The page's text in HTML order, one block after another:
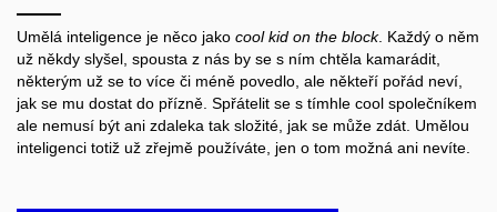
Umělá inteligence je něco jako cool kid on the block. Každý o něm
už někdy slyšel, spousta z nás by se s ním chtěla kamarádit,
některým už se to více či méně povedlo, ale někteří pořád neví,
jak se mu dostat do přízně. Spřátelit se s tímhle cool společníkem
ale nemusí být ani zdaleka tak složité, jak se může zdát. Umělou
inteligenci totiž už zřejmě používáte, jen o tom možná ani nevíte.